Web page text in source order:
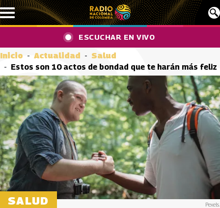
Pasar al contenido principal
ESCUCHAR EN VIVO
Inicio Actualidad
Salud
Estos son 10 actos de bondad que te harán más feliz
SALUD Pexels.